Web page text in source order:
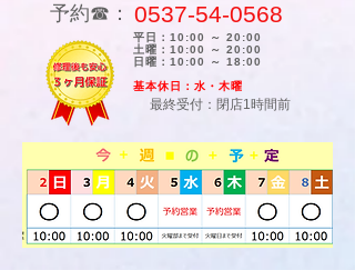
​予約☎： 0537-54-0568
平日：10:00 ～ 20:00
土曜：10:00 ～ 20:00
日曜：10:00 ～ 18:00
​基本休日：水・木曜
最終受付：閉店1時間前